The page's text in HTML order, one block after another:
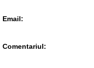
Email:
Comentariul: